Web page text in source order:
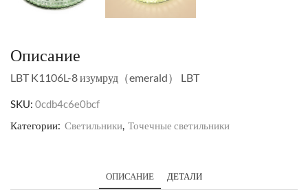
Описание
LBT K1106L-8 изумруд（emerald） LBT
SKU: 0cdb4c6e0bcf
Категории: Светильники, Точечные светильники
ОПИСАНИЕ ДЕТАЛИ